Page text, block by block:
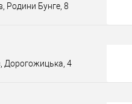
Родини Бунге, 8
Дорогожицька, 4